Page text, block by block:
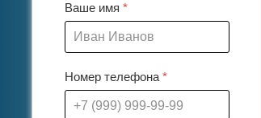
Ваше имя *
Номер телефона *